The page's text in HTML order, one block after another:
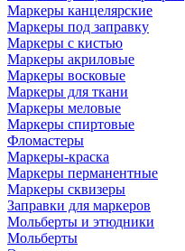
Маркеры канцелярские
Маркеры под заправку
Маркеры с кистью
Маркеры акриловые
Маркеры восковые
Маркеры для ткани
Маркеры меловые
Маркеры спиртовые
Фломастеры
Маркеры-краска
Маркеры перманентные
Маркеры сквизеры
Заправки для маркеров
Мольберты и этюдники
Мольберты